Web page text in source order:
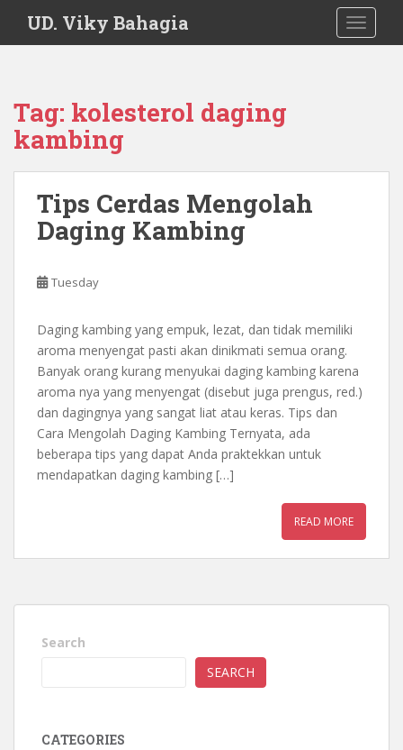
i
UD. Viky Bahagia
Tag: kolesterol daging
kambing
Tips Cerdas Mengolah
Daging Kambing
Tuesday
Daging kambing yang empuk, lezat, dan tidak memiliki
aroma menyengat pasti akan dinikmati semua orang.
Banyak orang kurang menyukai daging kambing karena
aroma nya yang menyengat (disebut juga prengus, red.)
dan dagingnya yang sangat liat atau keras. Tips dan
Cara Mengolah Daging Kambing Ternyata, ada
beberapa tips yang dapat Anda praktekkan untuk
mendapatkan daging kambing […]
READ MORE
Search
SEARCH
CATEGORIES